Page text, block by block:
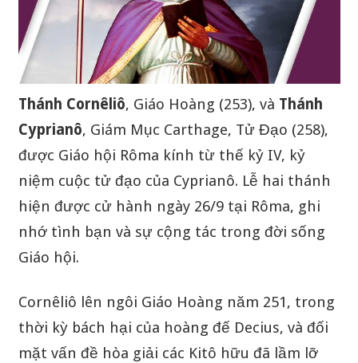
Thánh Cornêliô, Giáo Hoàng (253), và Thánh
Cyprianô, Giám Mục Carthage, Tử Đạo (258),
được Giáo hội Rôma kính từ thế kỷ IV, kỷ
niệm cuộc tử đạo của Cyprianô. Lễ hai thánh
hiện được cử hành ngày 26/9 tại Rôma, ghi
nhớ tình bạn và sự cộng tác trong đời sống
Giáo hội.
Cornêliô lên ngôi Giáo Hoàng năm 251, trong
thời kỳ bách hại của hoàng đế Decius, và đối
mặt vấn đề hòa giải các Kitô hữu đã lầm lỡ